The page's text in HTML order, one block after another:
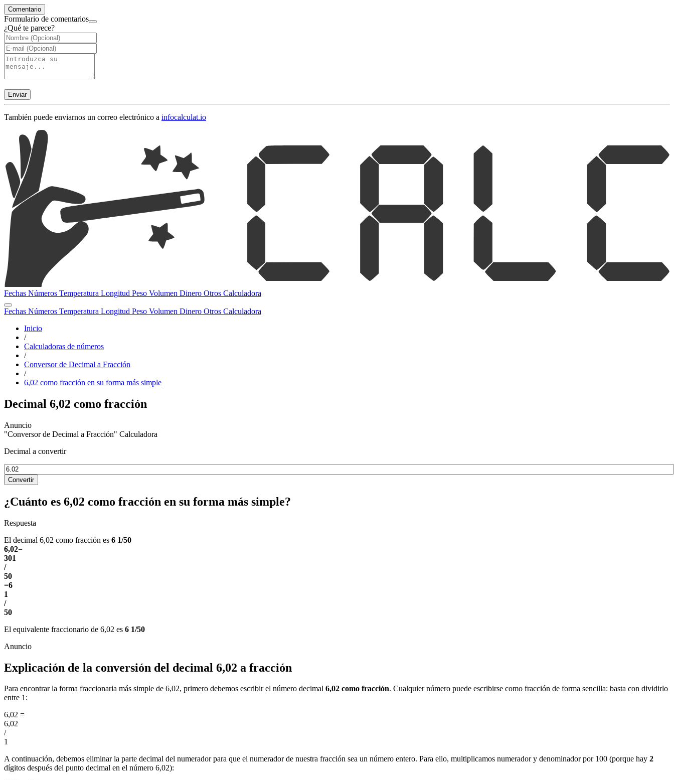
Comentario
Formulario de comentarios
¿Qué te parece?
Enviar
También puede enviarnos un correo electrónico a infocalculat.io
Fechas Números Temperatura Longitud Peso Volumen Dinero Otros Calculadora
Fechas Números Temperatura Longitud Peso Volumen Dinero Otros Calculadora
Inicio
/
Calculadoras de números
/
Conversor de Decimal a Fracción
/
6,02 como fracción en su forma más simple
Decimal 6,02 como fracción
"Conversor de Decimal a Fracción" Calculadora
Decimal a convertir
Convertir
¿Cuánto es 6,02 como fracción en su forma más simple?
Respuesta
El decimal 6,02 como fracción es 6 1/50
6,02=
301
/
50
=6
1
/
50
El equivalente fraccionario de 6,02 es 6 1/50
Explicación de la conversión del decimal 6,02 a fracción
Para encontrar la forma fraccionaria más simple de 6,02, primero debemos escribir el número decimal 6,02 como fracción. Cualquier número puede escribirse como fracción de forma sencilla: basta con dividirlo
entre 1:
6,02 =
6,02
/
1
A continuación, debemos eliminar la parte decimal del numerador para que el numerador de nuestra fracción sea un número entero. Para ello, multiplicamos numerador y denominador por 100 (porque hay 2
dígitos después del punto decimal en el número 6,02):